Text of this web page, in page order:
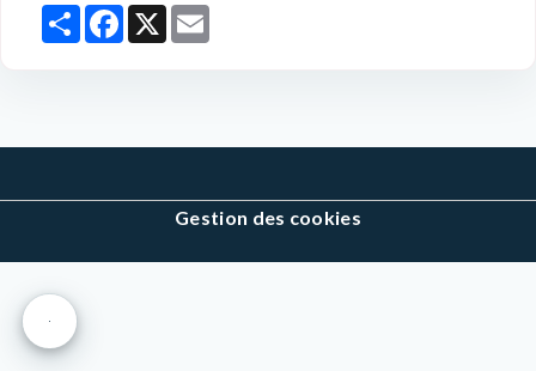
PartagerFacebook
X
Gestion des cookies